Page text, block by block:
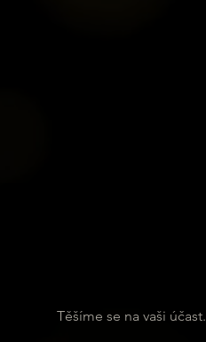
Těšíme se na vaši účast.